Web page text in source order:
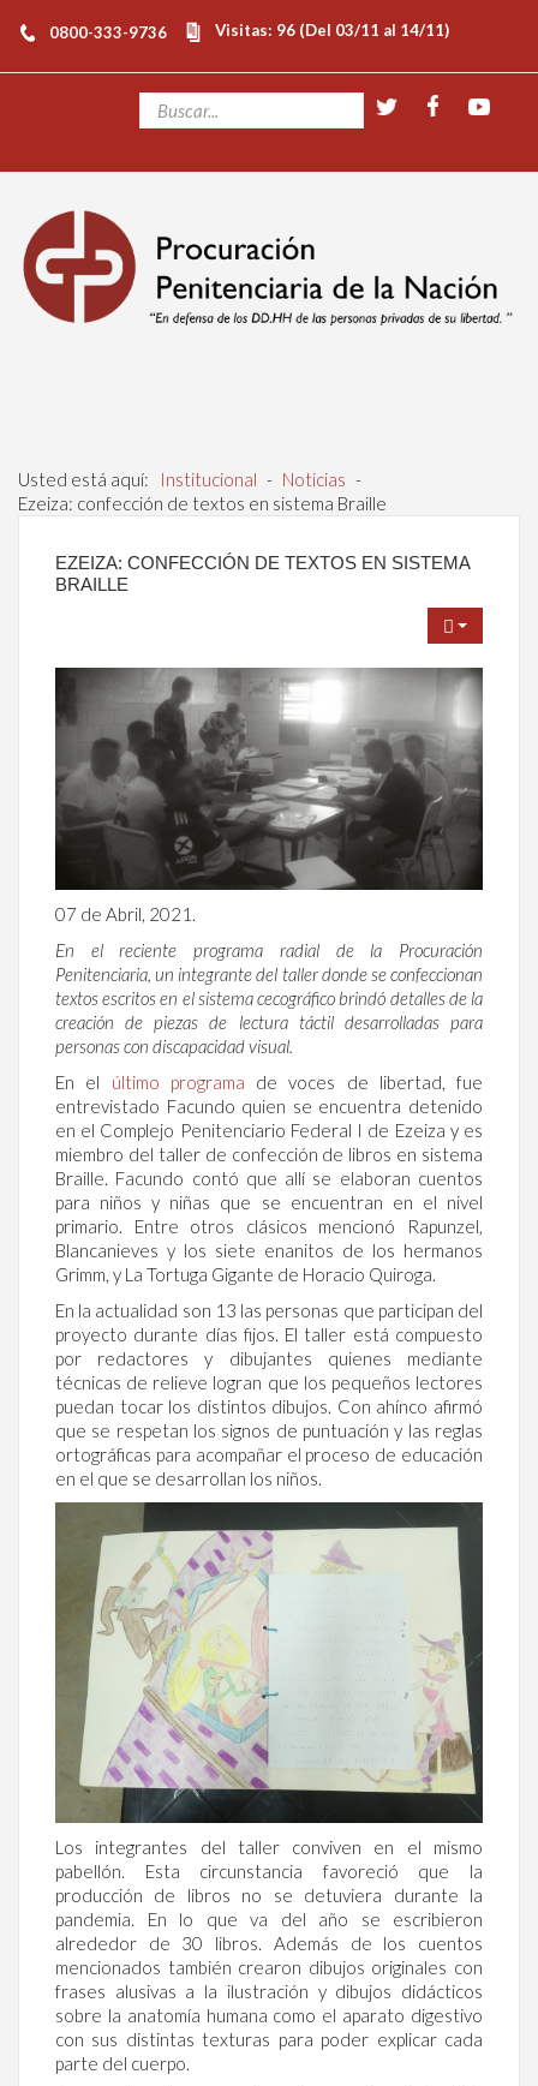
0800-333-9736 Visitas: 96 (Del 03/11 al 14/11)
Usted está aquí: Institucional - Noticias -
Ezeiza: confección de textos en sistema Braille
EZEIZA: CONFECCIÓN DE TEXTOS EN SISTEMA
BRAILLE
07 de Abril, 2021.
En el reciente programa radial de la Procuración
Penitenciaria, un integrante del taller donde se confeccionan
textos escritos en el sistema cecográfico brindó detalles de la
creación de piezas de lectura táctil desarrolladas para
personas con discapacidad visual.
En el último programa de voces de libertad, fue
entrevistado Facundo quien se encuentra detenido
en el Complejo Penitenciario Federal I de Ezeiza y es
miembro del taller de confección de libros en sistema
Braille. Facundo contó que allí se elaboran cuentos
para niños y niñas que se encuentran en el nivel
primario. Entre otros clásicos mencionó Rapunzel,
Blancanieves y los siete enanitos de los hermanos
Grimm, y La Tortuga Gigante de Horacio Quiroga.
En la actualidad son 13 las personas que participan del
proyecto durante días fijos. El taller está compuesto
por redactores y dibujantes quienes mediante
técnicas de relieve logran que los pequeños lectores
puedan tocar los distintos dibujos. Con ahínco afirmó
que se respetan los signos de puntuación y las reglas
ortográficas para acompañar el proceso de educación
en el que se desarrollan los niños.
Los integrantes del taller conviven en el mismo
pabellón. Esta circunstancia favoreció que la
producción de libros no se detuviera durante la
pandemia. En lo que va del año se escribieron
alrededor de 30 libros. Además de los cuentos
mencionados también crearon dibujos originales con
frases alusivas a la ilustración y dibujos didácticos
sobre la anatomía humana como el aparato digestivo
con sus distintas texturas para poder explicar cada
parte del cuerpo.